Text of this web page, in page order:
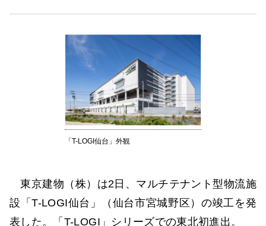
「T-LOGI仙台」外観
東京建物（株）は2日、マルチテナント型物流施
設「T-LOGI仙台」（仙台市宮城野区）の竣工を発
表した。「T-LOGI」シリーズでの東北初進出。